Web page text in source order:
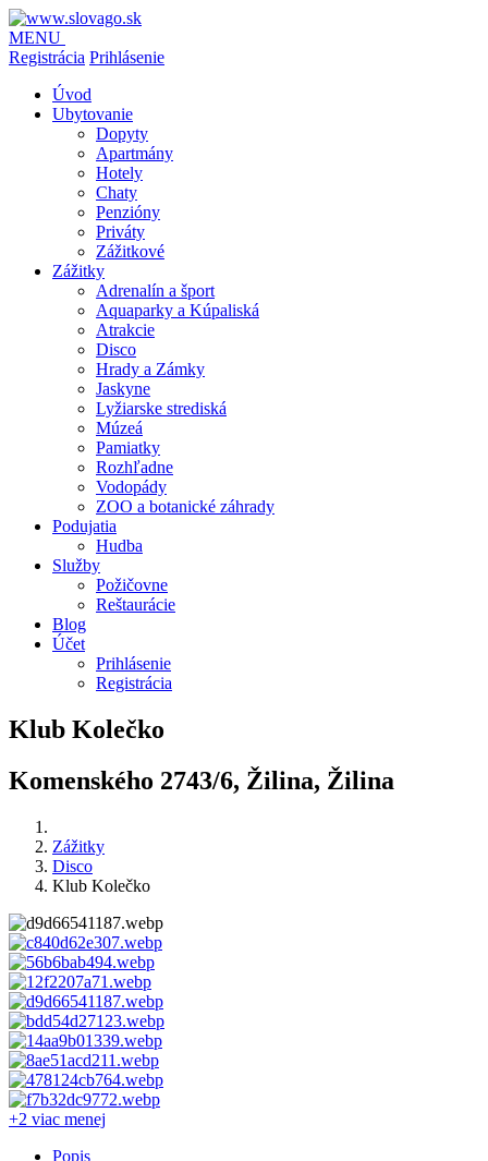
MENU
Registrácia Prihlásenie
Úvod
Ubytovanie
Dopyty
Apartmány
Hotely
Chaty
Penzióny
Priváty
Zážitkové
Zážitky
Adrenalín a šport
Aquaparky a Kúpaliská
Atrakcie
Disco
Hrady a Zámky
Jaskyne
Lyžiarske strediská
Múzeá
Pamiatky
Rozhľadne
Vodopády
ZOO a botanické záhrady
Podujatia
Hudba
Služby
Požičovne
Reštaurácie
Blog
Účet
Prihlásenie
Registrácia
Klub Kolečko
Komenského 2743/6, Žilina, Žilina
Zážitky
Disco
Klub Kolečko
+2 viac menej
Popis